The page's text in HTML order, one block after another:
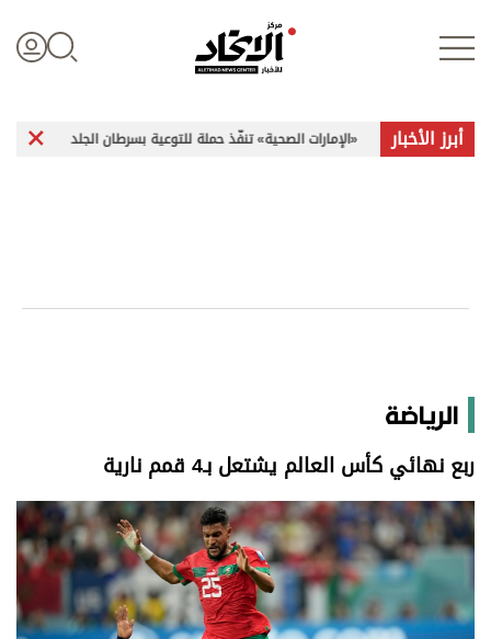
علوم الدار
اقتصاد
الترفيه
التعليم والمعرفة
الذكاء الاصطناعي
أبرز الأخبار«الإمارات الصحية» تنفّذ حملة للتوعية بسرطان الجلد راشد
الرياضة
ربع نهائي كأس العالم يشتعل بـ4 قمم نارية